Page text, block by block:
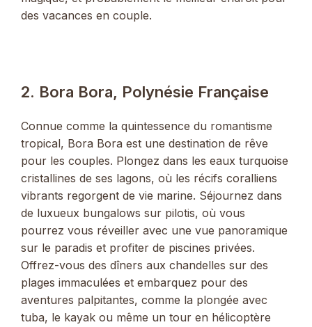
des vacances en couple.
2. Bora Bora, Polynésie Française
Connue comme la quintessence du romantisme
tropical, Bora Bora est une destination de rêve
pour les couples. Plongez dans les eaux turquoise
cristallines de ses lagons, où les récifs coralliens
vibrants regorgent de vie marine. Séjournez dans
de luxueux bungalows sur pilotis, où vous
pourrez vous réveiller avec une vue panoramique
sur le paradis et profiter de piscines privées.
Offrez-vous des dîners aux chandelles sur des
plages immaculées et embarquez pour des
aventures palpitantes, comme la plongée avec
tuba, le kayak ou même un tour en hélicoptère